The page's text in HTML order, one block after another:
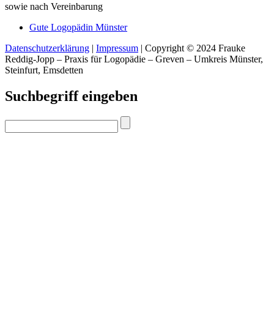
sowie nach Vereinbarung
Gute Logopädin Münster
Datenschutzerklärung | Impressum | Copyright © 2024 Frauke
Reddig-Jopp – Praxis für Logopädie – Greven – Umkreis Münster,
Steinfurt, Emsdetten
Suchbegriff eingeben